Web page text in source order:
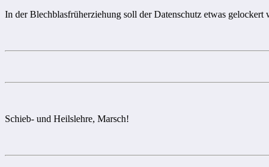
In der Blechblasfrüherziehung soll der Datenschutz etwas gelockert
Schieb- und Heilslehre, Marsch!